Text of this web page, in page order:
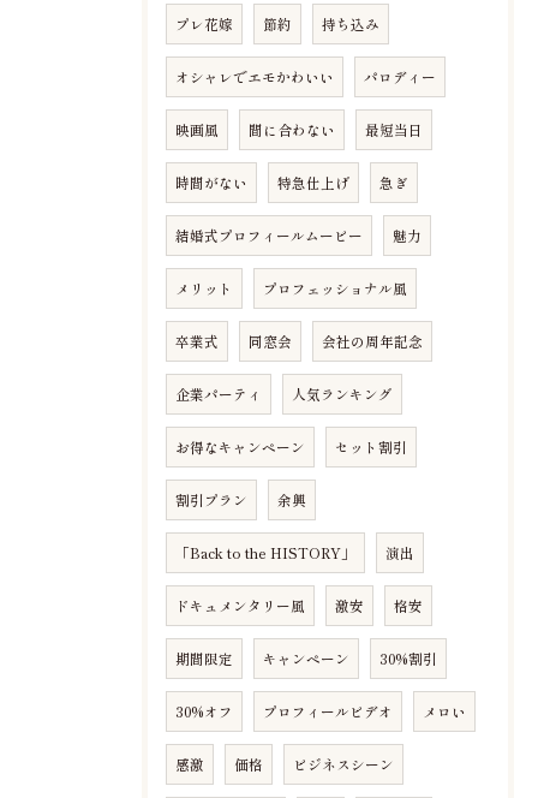
プレ花嫁 節約 持ち込み
オシャレでエモかわいい パロディー
映画風 間に合わない 最短当日
時間がない 特急仕上げ 急ぎ
結婚式プロフィールムービー 魅力
メリット プロフェッショナル風
卒業式 同窓会 会社の周年記念
企業パーティ 人気ランキング
お得なキャンペーン セット割引
割引プラン 余興
「Back to the HISTORY」 演出
ドキュメンタリー風 激安 格安
期間限定 キャンペーン 30%割引
30%オフ プロフィールビデオ メロい
感激 価格 ビジネスシーン